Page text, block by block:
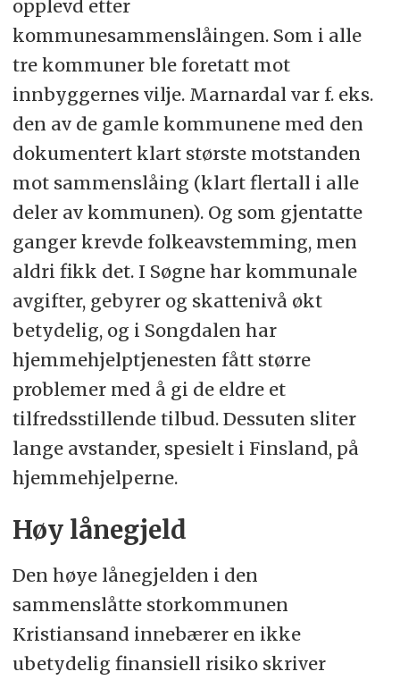
opplevd etter
kommunesammenslåingen. Som i alle
tre kommuner ble foretatt mot
innbyggernes vilje. Marnardal var f. eks.
den av de gamle kommunene med den
dokumentert klart største motstanden
mot sammenslåing (klart flertall i alle
deler av kommunen). Og som gjentatte
ganger krevde folkeavstemming, men
aldri fikk det. I Søgne har kommunale
avgifter, gebyrer og skattenivå økt
betydelig, og i Songdalen har
hjemmehjelptjenesten fått større
problemer med å gi de eldre et
tilfredsstillende tilbud. Dessuten sliter
lange avstander, spesielt i Finsland, på
hjemmehjelperne.
Høy lånegjeld
Den høye lånegjelden i den
sammenslåtte storkommunen
Kristiansand innebærer en ikke
ubetydelig finansiell risiko skriver